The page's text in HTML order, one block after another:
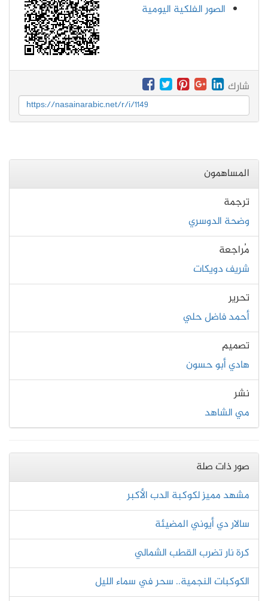
الصور الفلكية اليومية
شارك
https://nasainarabic.net/r/i/1149
المساهمون
ترجمة
وضحة الدوسري
مُراجعة
شريف دويكات
تحرير
أحمد فاضل حلي
تصميم
هادي أبو حسون
نشر
مي الشاهد
صور ذات صلة
مشهد مميز لكوكبة الدب الأكبر
سالار دي أيوني المضيئة
كرة نار تضرب القطب الشمالي
الكوكبات النجمية.. سحر في سماء الليل